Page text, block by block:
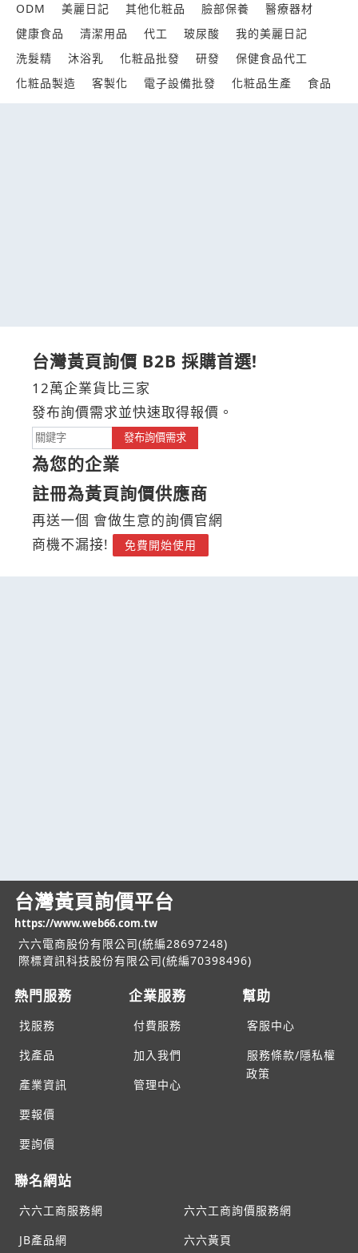
ODM
美麗日記 其他化粧品 臉部保養
醫療器材
健康食品
清潔用品 代工 玻尿酸
我的美麗日記
洗髮精
沐浴乳 化粧品批發 研發
保健食品代工
化粧品製造
客製化 電子設備批發 化粧品生產 食品
台灣黃頁詢價 B2B 採購首選!
12萬企業貨比三家
發布詢價需求並快速取得報價。
發布詢價需求
為您的企業
註冊為黃頁詢價供應商
再送一個 會做生意的詢價官網
商機不漏接!
免費開始使用
台灣黃頁詢價平台
https://www.web66.com.tw
六六電商股份有限公司(統編28697248)
際標資訊科技股份有限公司(統編70398496)
熱門服務
找服務
找產品
產業資訊
要報價
要詢價
企業服務
付費服務
加入我們
管理中心
幫助
客服中心
服務條款/隱私權
政策
聯名網站
六六工商服務網
六六工商詢價服務網
JB產品網
六六黃頁